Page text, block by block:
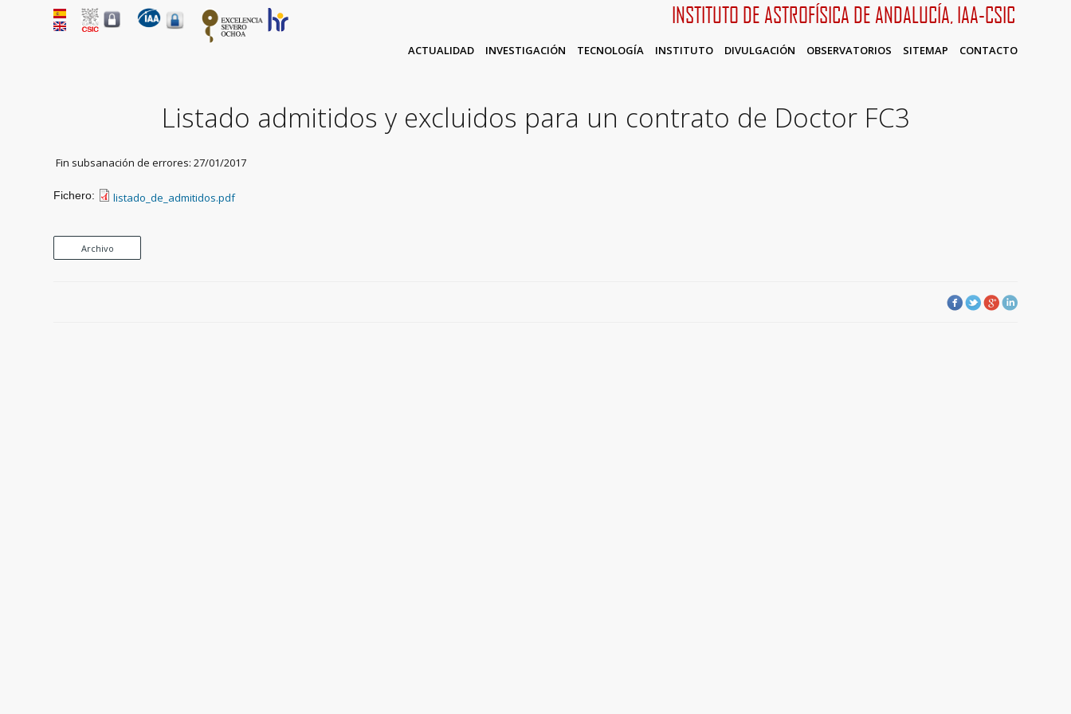
INSTITUTO DE ASTROFÍSICA DE ANDALUCÍA, IAA-CSIC
ACTUALIDAD INVESTIGACIÓN TECNOLOGÍA INSTITUTO DIVULGACIÓN OBSERVATORIOS SITEMAP CONTACTO
Listado admitidos y excluidos para un contrato de Doctor FC3
Fin subsanación de errores: 27/01/2017
Fichero: listado_de_admitidos.pdf
Archivo